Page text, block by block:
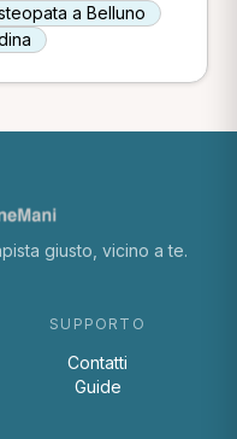
a Belluno
giusto, vicino a te.
SUPPORTO
Contatti
Guide